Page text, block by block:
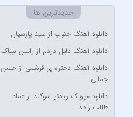
AFROJACK
Ahmadreza Habibiyan
Akon
Alexandra Stan
Amir Khalvat
جدیدترین ها
دانلود آهنگ جنوب از سینا پارسیان
دانلود آهنگ دلیل دردم از رامین بیباک
دانلود آهنگ دختره ی قرشمی از حسن
جمالی
دانلود موزیک ویدئو سوگند از عماد
طالب زاده